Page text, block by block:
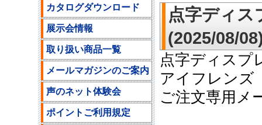
点字ディ
(2025/08/
点字ディスプ
アイフレン
ご注文専用メ
カタログダウンロード
展示会情報
取り扱い商品一覧
メールマガジンのご案内
声のネット体験会
ポイントご利用規定